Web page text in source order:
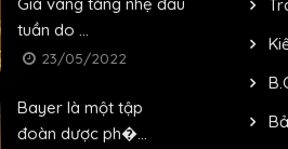
tuần do ...
23/05/2022
Bayer là một tập
đoàn dược ph�...